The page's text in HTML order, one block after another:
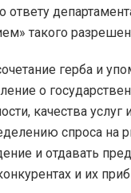
ответу
такого
герба и
о
качества услуг
спроса на
и отдавать
и их